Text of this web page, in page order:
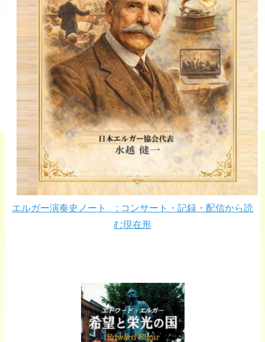
エルガー演奏史ノート : コンサート・記録・配信から読
む現在形